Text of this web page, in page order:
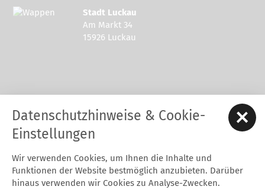
Stadt Luckau
Am Markt 34
15926 Luckau
Tel.: 03544 - 594 0
Fax: 03544 - 2948
E-Mail:stadt@luckau.de
Start Karriere Kontakt Datenschutz
Impressum
Barrierefreiheitserklärung
Intern
Datenschutzhinweise & Cookie-
Einstellungen
Wir verwenden Cookies, um Ihnen die Inhalte und
Funktionen der Website bestmöglich anzubieten. Darüber
hinaus verwenden wir Cookies zu Analyse-Zwecken.